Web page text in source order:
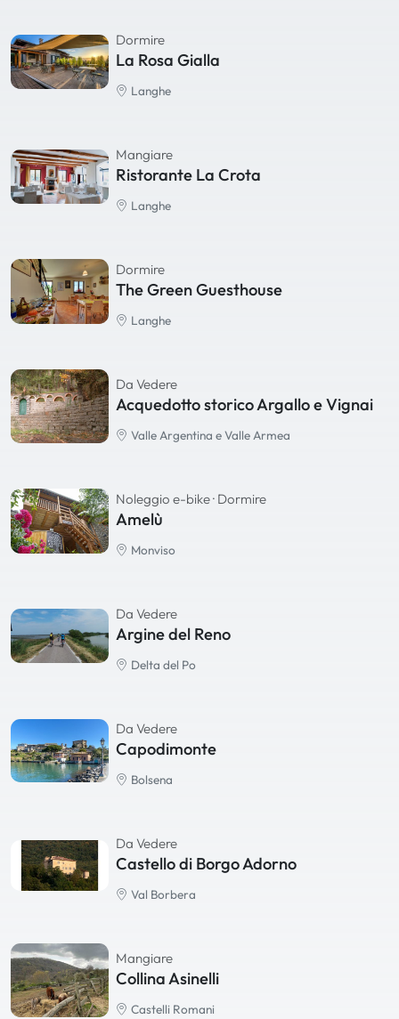
Dormire
La Rosa Gialla
Langhe
Mangiare
Ristorante La Crota
Langhe
Dormire
The Green Guesthouse
Langhe
Da Vedere
Acquedotto storico Argallo e Vignai
Valle Argentina e Valle Armea
Noleggio e-bike· Dormire
Amelù
Monviso
Da Vedere
Argine del Reno
Delta del Po
Da Vedere
Capodimonte
Bolsena
Da Vedere
Castello di Borgo Adorno
Val Borbera
Mangiare
Collina Asinelli
Castelli Romani